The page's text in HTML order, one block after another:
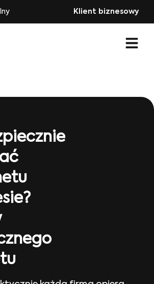
Klient biznesowy